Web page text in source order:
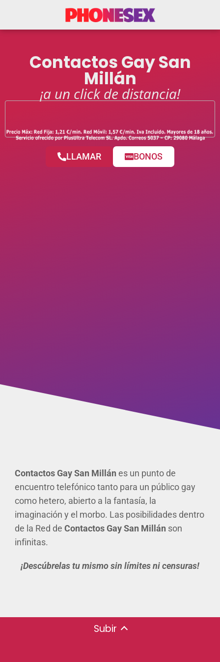
Contactos Gay San
Millán
¡a un click de distancia!
LLAMAR BONOS
Contactos Gay San Millán es un punto de
encuentro telefónico tanto para un público gay
como hetero, abierto a la fantasía, la
imaginación y el morbo. Las posibilidades dentro
de la Red de Contactos Gay San Millán son
infinitas.
¡Descúbrelas tu mismo sin límites ni censuras!
Subir